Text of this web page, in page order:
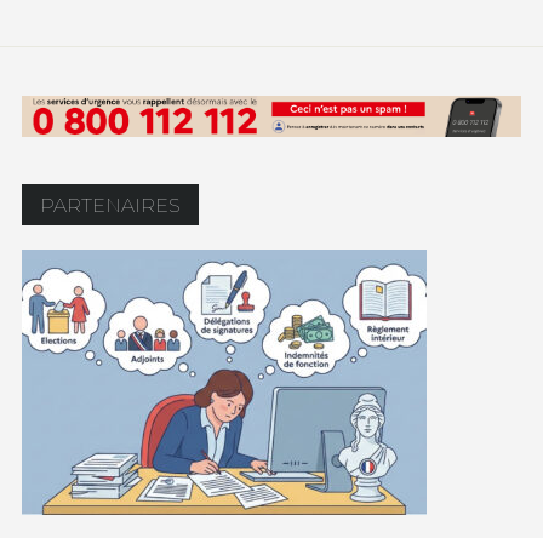
PARTENAIRES